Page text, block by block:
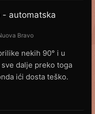
- automatska
Bravo
nekih 90° i u
dalje preko toga
ići dosta teško.